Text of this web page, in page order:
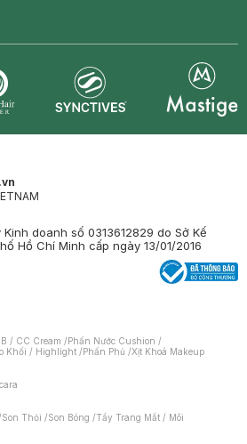
doanh số 0313612829 do Sở Kế
Hồ Chí Minh cấp ngày 13/01/2016
/ CC Cream /Phấn Nước Cushion /
Khối / Highlight /Phấn Phủ /Xịt Khoá Makeup
/Son Thỏi /Son Bóng /Tẩy Trang Mắt / Môi